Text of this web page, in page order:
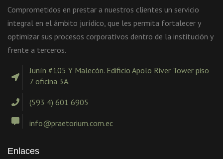
Comprometidos en prestar a nuestros clientes un servicio
integral en el ámbito jurídico, que les permita fortalecer y
optimizar sus procesos corporativos dentro de la institución y
frente a terceros.
Junín #105 Y Malecón. Edificio Apolo River Tower piso
7 oficina 3A.
(593 4) 601 6905
info@praetorium.com.ec
Enlaces